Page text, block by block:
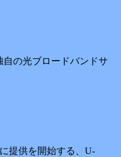
自の光ブロードバンドサ
提供を開始する、U-